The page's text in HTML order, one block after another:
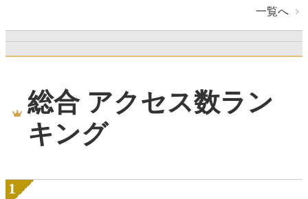
一覧へ
総合 アクセス数ラン
キング